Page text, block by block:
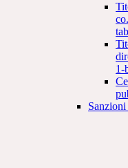
1-